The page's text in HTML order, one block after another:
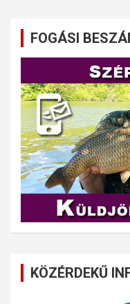
FOGÁSI
KÖZÉRDEKŰ